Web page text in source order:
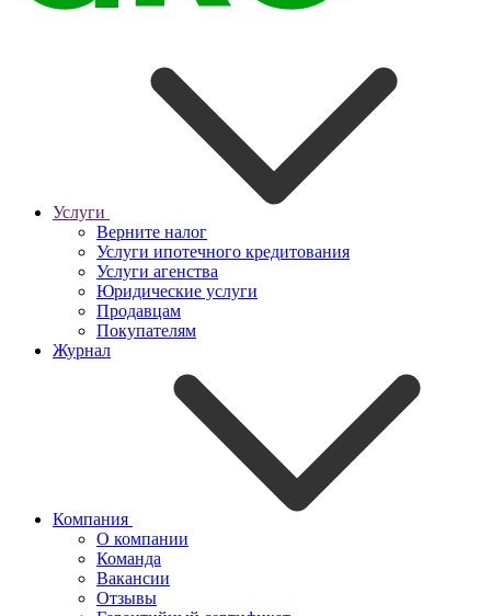
Услуги
Верните налог
Услуги ипотечного кредитования
Услуги агенства
Юридические услуги
Продавцам
Покупателям
Журнал
Компания
О компании
Команда
Вакансии
Отзывы